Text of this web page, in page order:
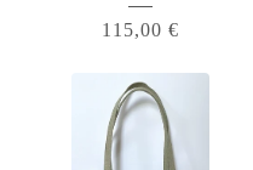
115,00 €